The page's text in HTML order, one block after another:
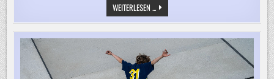
WEITERLESEN ...HERZ
UND
KREISLAUF:
SO
KÖNNEN
MÄNNER
MEHR
ALS
ZEHN